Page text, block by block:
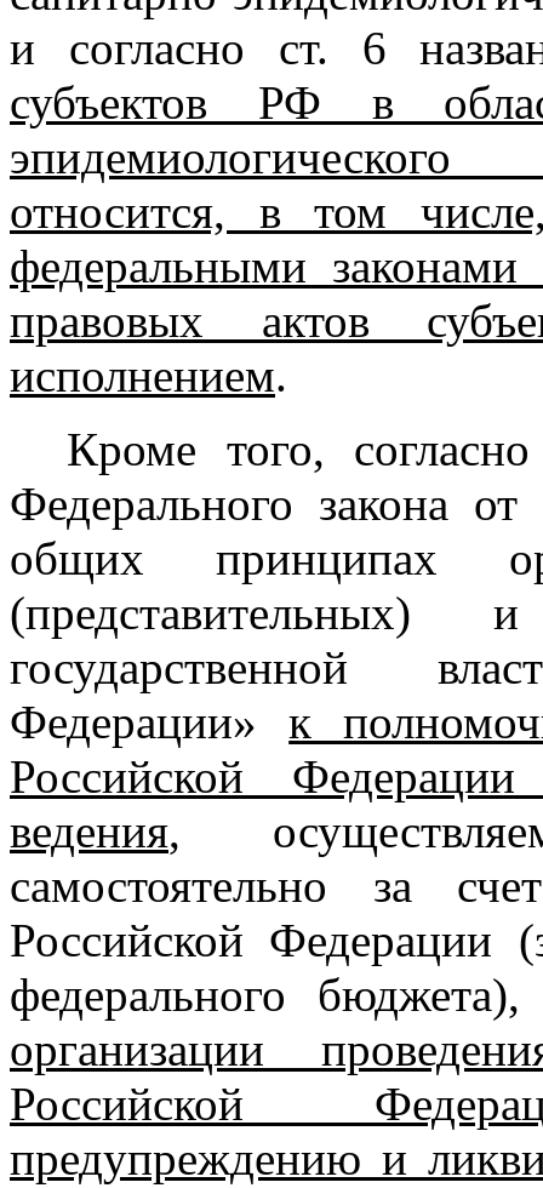
и согласно ст. 6
субъектов РФ в
относится, в том
федеральными
правовых актов
исполнением.
Кроме того,
Федерального закона
общих принципах
(представительных)
государственной
Федерации»к
Российской
ведения,
самостоятельно за
Российской Федерации
федерального
организации
Российской
предупреждению и